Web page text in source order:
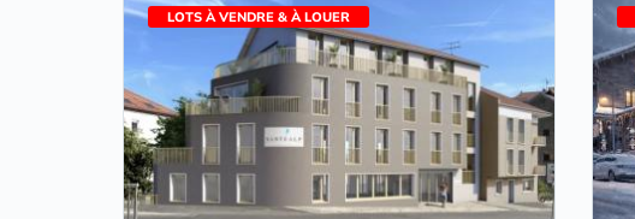
LOTS À VENDRE & À LOUER